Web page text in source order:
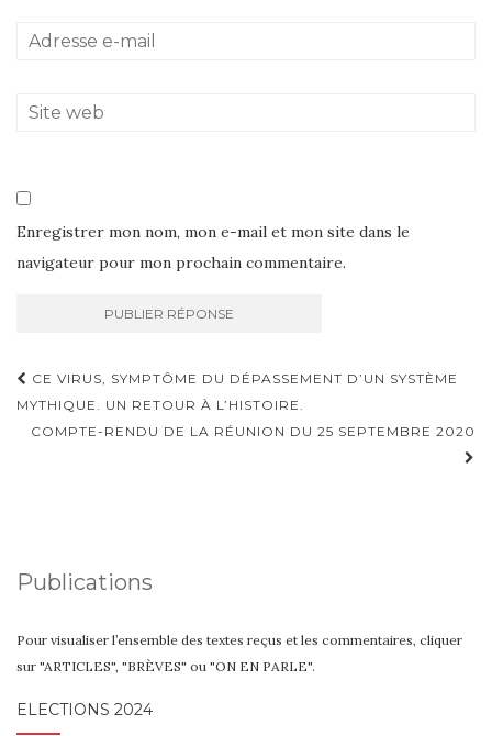
Enregistrer mon nom, mon e-mail et mon site dans le
navigateur pour mon prochain commentaire.
Navigation
d'article
CE VIRUS, SYMPTÔME DU DÉPASSEMENT D’UN SYSTÈME
MYTHIQUE. UN RETOUR À L’HISTOIRE.
COMPTE-RENDU DE LA RÉUNION DU 25 SEPTEMBRE 2020
Publications
Pour visualiser l’ensemble des textes reçus et les commentaires, cliquer
sur "ARTICLES", "BRÈVES" ou "ON EN PARLE".
ELECTIONS 2024